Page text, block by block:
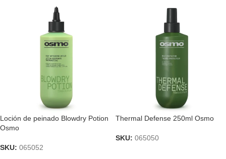
Loción de peinado Blowdry Potion
Osmo
SKU: 065052
Thermal Defense 250ml Osmo
SKU: 065050